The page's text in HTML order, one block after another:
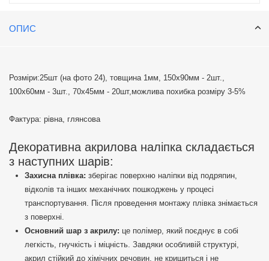
ОПИС
Розміри:25шт (на фото 24), товщина 1мм, 150х90мм - 2шт.,
100х60мм - 3шт., 70х45мм - 20шт,можлива похибка розміру 3-5%
Фактура: рівна, глянсова
Декоративна акрилова наліпка складається
з наступних шарів:
Захисна плівка: зберігає поверхню наліпки від подряпин,
відколів та інших механічних пошкоджень у процесі
транспортування. Після проведення монтажу плівка знімається
з поверхні.
Основний шар з акрилу: це полімер, який поєднує в собі
легкість, гнучкість і міцність. Завдяки особливій структурі,
акрил стійкий до хімічних речовин, не кришиться і не